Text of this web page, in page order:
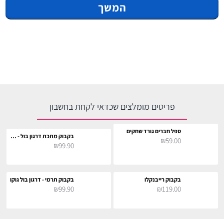
המשך
פריטים מומלצים שכדאי לקחת בחשבון
ספל חברים גורד שחקים
₪59.00 בקבוק מתכת דרגון בול - סמל גוקו
₪99.90
בקבוק רייבנקלו
₪119.00
בקבוק תרמי - דרגון בול גוקו
₪99.90